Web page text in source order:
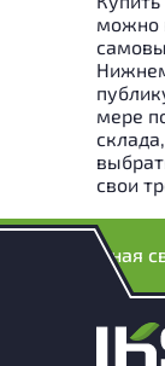
можно
мере
свои
Обратная